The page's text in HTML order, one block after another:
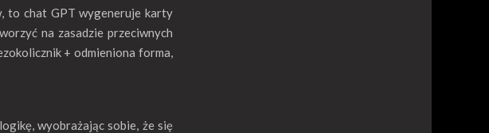
to chat GPT wygeneruje karty
na zasadzie przeciwnych
+ odmieniona forma,
wyobrażając sobie, że się